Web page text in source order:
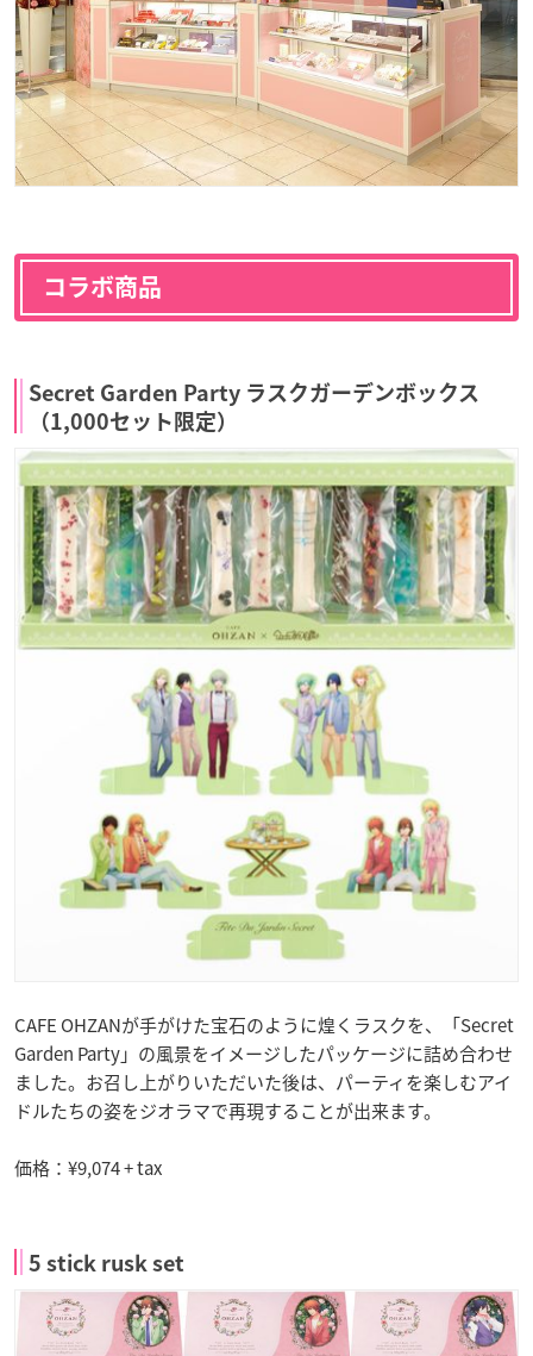
コラボ商品
Secret Garden Party ラスクガーデンボックス
（1,000セット限定）
CAFE OHZANが手がけた宝石のように煌くラスクを、「Secret
Garden Party」の風景をイメージしたパッケージに詰め合わせ
ました。お召し上がりいただいた後は、パーティを楽しむアイ
ドルたちの姿をジオラマで再現することが出来ます。
価格：¥9,074 + tax
5 stick rusk set